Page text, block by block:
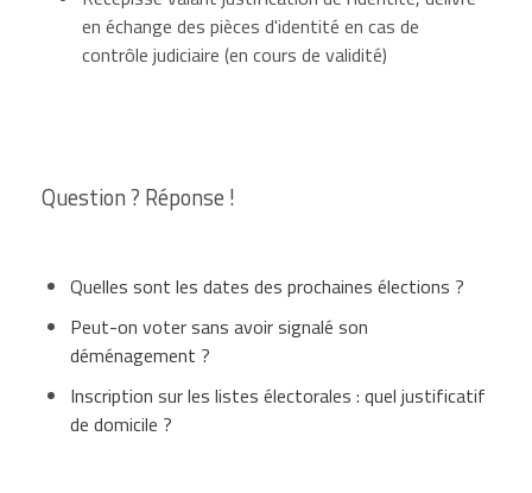
en échange des pièces d'identité en cas de
contrôle judiciaire (en cours de validité)
Question ? Réponse !
Quelles sont les dates des prochaines élections ?
Peut-on voter sans avoir signalé son
déménagement ?
Inscription sur les listes électorales : quel justificatif
de domicile ?